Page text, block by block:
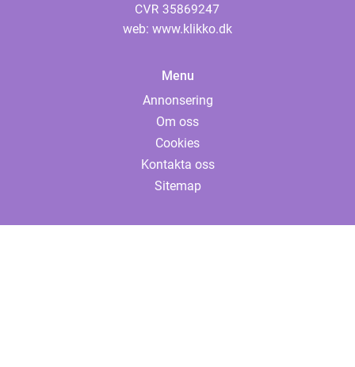
web: www.klikko.dk
Menu
Annonsering
Om oss
Cookies
Kontakta oss
Sitemap